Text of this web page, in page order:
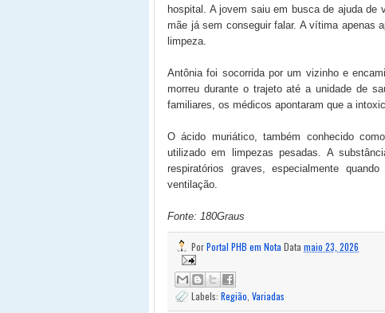
hospital. A jovem saiu em busca de ajuda de
mãe já sem conseguir falar. A vítima apenas
limpeza.
Antônia foi socorrida por um vizinho e
morreu durante o trajeto até a unidade de
familiares, os médicos apontaram que a
O ácido muriático, também conhecido
utilizado em limpezas pesadas. A
respiratórios graves, especialmente
ventilação.
Fonte: 180Graus
PorPortal PHB em Nota Data maio 23, 2026
Labels: Região Variadas